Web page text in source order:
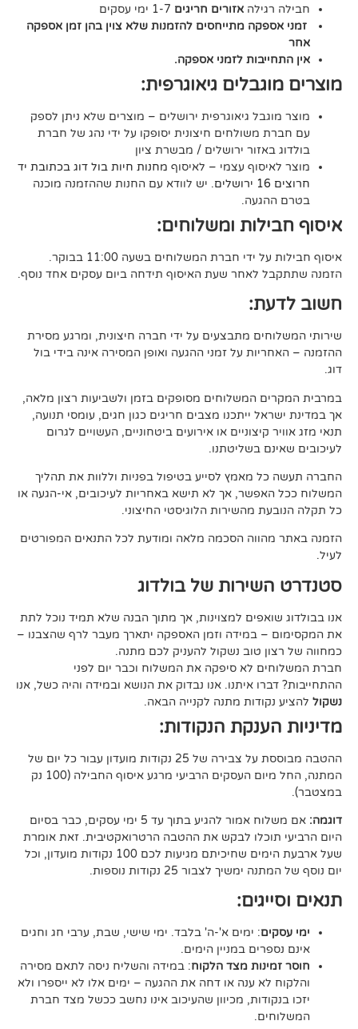
אזורים חריגים1-7 ימי עסקים
מתייחסים להזמנות שלא צוין בהן זמן אספקה
לזמני אספקה.
גיאוגרפית:
גיאוגרפית ירושלים – מוצרים שלא ניתן לספק
חיצונית יסופקו על ידי נהג של חברת
ירושלים / מבשרת ציון
עצמי – לאיסוףמחנות חיות בול דוג בכתובת יד
. יש לוודא עם החנות שההזמנה מוכנה
ומשלוחים:
חברת המשלוחים בשעה 11:00 בבוקר.
לאחר שעת האיסוף תידחה ביום עסקים אחד נוסף.
מתבצעים על ידי חברה חיצונית, ומרגע מסירת
על זמני ההגעה ואופן המסירה אינה בידי בול
המשלוחים מסופקים בזמן ולשביעות רצון מלאה,
ייתכנו מצבים חריגים כגון חגים, עומסי תנועה,
או אירועים ביטחוניים, העשויים לגרום
בשליטתנו.
מאמץ לסייע בטיפול בפניות וללוות את תהליך
אך לא תישא באחריות לעיכובים, אי-הגעה או
מהשירות הלוגיסטי החיצוני.
הסכמה מלאה ומודעת לכל התנאים המפורטים
של בולדוג
למצוינות, אך מתוך הבנה שלא תמיד נוכל לתת
במידה וזמן האספקה יתארך מעבר לרף שהצבנו –
טוב נשקול להעניק לכם מתנה.
לא סיפקה את המשלוח וכבר יום לפני
איתנו. אנו נבדוק את הנושא ובמידה והיה כשל, אנו
מתנה לקנייה הבאה.
הנקודות:
ההטבה מבוססת על צבירה של 25 נקודות מועדון עבור כל יום של
המתנה, החל מיום העסקים הרביעי מרגע איסוף החבילה (100 נק
אם משלוח אמור להגיע בתוך עד 5 ימי עסקים, כבר בסיום
לבקש את ההטבה הרטרואקטיבית. זאת אומרת
שעל ארבעת הימים שחיכיתם מגיעות לכם 100 נקודות מועדון, וכל
לצבור 25 נקודות נוספות.
: ימים א'-ה' בלבד. ימי שישי, שבת, ערבי חג וחגים
במניין הימים.
מצד הלקוח: במידה והשליח ניסה לתאם מסירה
ענה או דחה את ההגעה – ימים אלו לא ייספרו ולא
מכיוון שהעיכוב אינו נחשב ככשל מצד חברת